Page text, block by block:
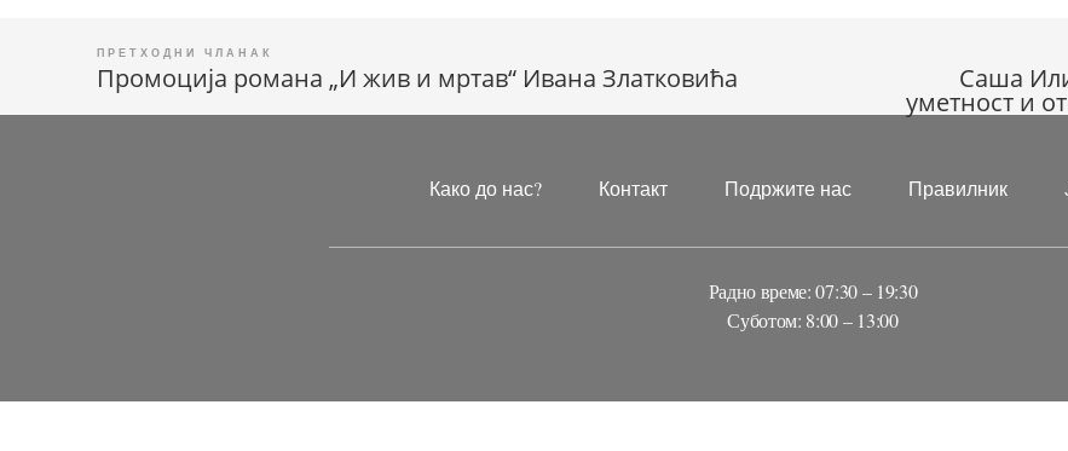
Кретање
Промоција романа „И жив и мртав“ Ивана Златковића Саша
уметност и
Како до нас? Контакт Подржите нас Правилник
Радно време: 07:30 – 19:30
Суботом: 8:00 – 13:00